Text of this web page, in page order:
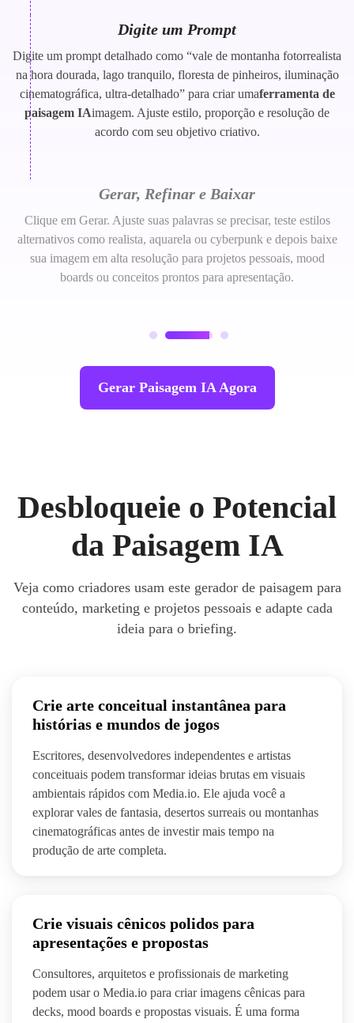
Digite um Prompt
Digite um prompt detalhado como “vale de montanha fotorrealista
na hora dourada, lago tranquilo, floresta de pinheiros, iluminação
cinematográfica, ultra-detalhado” para criar umaferramenta de
paisagem IAimagem. Ajuste estilo, proporção e resolução de
acordo com seu objetivo criativo.
Gerar, Refinar e Baixar
Clique em Gerar. Ajuste suas palavras se precisar, teste estilos
alternativos como realista, aquarela ou cyberpunk e depois baixe
sua imagem em alta resolução para projetos pessoais, mood
boards ou conceitos prontos para apresentação.
Gerar Paisagem IA Agora
Desbloqueie o Potencial
da Paisagem IA
Veja como criadores usam este gerador de paisagem para
conteúdo, marketing e projetos pessoais e adapte cada
ideia para o briefing.
Crie arte conceitual instantânea para
histórias e mundos de jogos
Escritores, desenvolvedores independentes e artistas
conceituais podem transformar ideias brutas em visuais
ambientais rápidos com Media.io. Ele ajuda você a
explorar vales de fantasia, desertos surreais ou montanhas
cinematográficas antes de investir mais tempo na
produção de arte completa.
Crie visuais cênicos polidos para
apresentações e propostas
Consultores, arquitetos e profissionais de marketing
podem usar o Media.io para criar imagens cênicas para
decks, mood boards e propostas visuais. É uma forma